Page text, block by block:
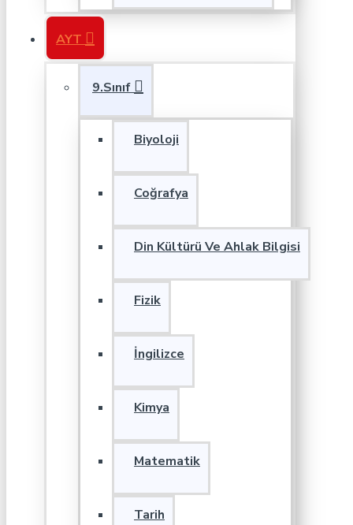
AYT
9.Sınıf
Biyoloji
Coğrafya
Din Kültürü Ve Ahlak Bilgisi
Fizik
İngilizce
Kimya
Matematik
Tarih